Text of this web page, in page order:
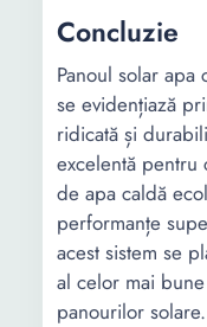
Suprafata de
Recomandat
pentru
incaperi pana
la
Inaltime
Lungime
Concluzie
Panoul solar
se evidențiază
ridicată și
excelentă pentru
de apa caldă
performanțe
acest sistem se
al celor mai
panourilor solare.